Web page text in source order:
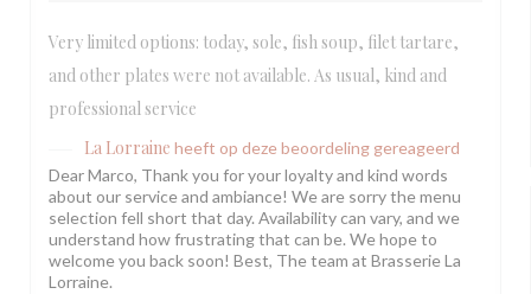
Very limited options: today, sole, fish soup, filet tartare,
and other plates were not available. As usual, kind and
professional service
La Lorraine heeft op deze beoordeling gereageerd
Dear Marco, Thank you for your loyalty and kind words
about our service and ambiance! We are sorry the menu
selection fell short that day. Availability can vary, and we
understand how frustrating that can be. We hope to
welcome you back soon! Best, The team at Brasserie La
Lorraine.